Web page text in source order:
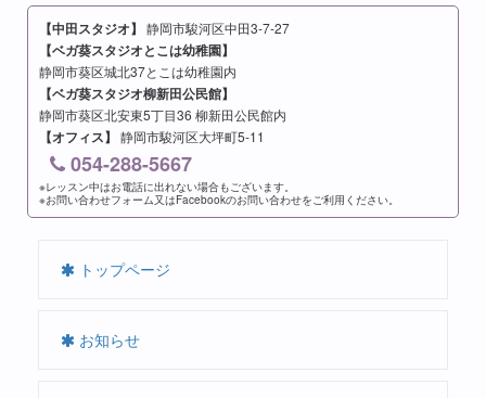
【中田スタジオ】 静岡市駿河区中田3-7-27
【ベガ葵スタジオとこは幼稚園】
静岡市葵区城北37とこは幼稚園内
【ベガ葵スタジオ柳新田公民館】
静岡市葵区北安東5丁目36 柳新田公民館内
【オフィス】 静岡市駿河区大坪町5-11
054-288-5667
※レッスン中はお電話に出れない場合もございます。
※お問い合わせフォーム又はFacebookのお問い合わせをご利用ください。
トップページ
お知らせ